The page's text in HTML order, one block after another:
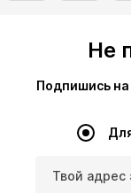
Не
Подпишись на
Твой адрес